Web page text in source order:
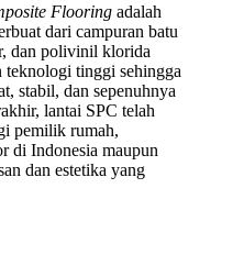
Flooring adalah
dari campuran batu
dan polivinil klorida
tinggi sehingga
stabil, dan sepenuhnya
lantai SPC telah
pemilik rumah,
di Indonesia maupun
dan estetika yang